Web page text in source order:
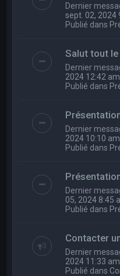
Dernier
sept. 02, 2024
Publié dans
Salut tout
Dernier
2024 12:42 am
Publié dans
Dernier
2024 10:10 am
Publié dans
Dernier
05, 2024 8:45
Publié dans
Contacter
Dernier
2024 11:33 am
Publié dans